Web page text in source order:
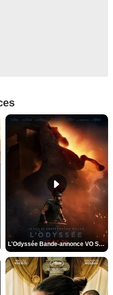
L'Odyssée Bande-annonce VO STFR